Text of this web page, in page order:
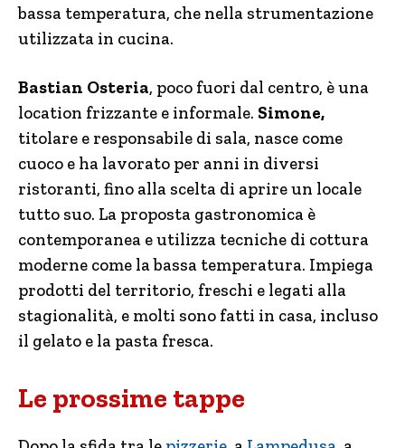
bassa temperatura, che nella strumentazione
utilizzata in cucina.
Bastian Osteria, poco fuori dal centro, è una
location frizzante e informale. Simone,
titolare e responsabile di sala, nasce come
cuoco e ha lavorato per anni in diversi
ristoranti, fino alla scelta di aprire un locale
tutto suo. La proposta gastronomica è
contemporanea e utilizza tecniche di cottura
moderne come la bassa temperatura. Impiega
prodotti del territorio, freschi e legati alla
stagionalità, e molti sono fatti in casa, incluso
il gelato e la pasta fresca.
Le prossime tappe